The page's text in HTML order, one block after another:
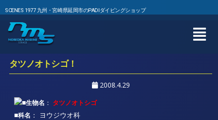
SCENES 1977 九州・宮崎県延岡市のPADIダイビングショップ
タツノオトシゴ！
2008.4.29
■生物名 ： タツノオトシゴ
■科名 ： ヨウジウオ科